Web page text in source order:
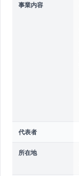
事業内容
代表者
所在地